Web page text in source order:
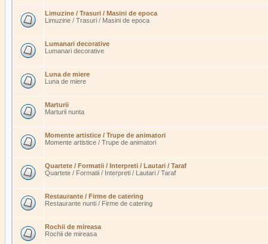
Limuzine / Trasuri / Masini de epoca
Limuzine / Trasuri / Masini de epoca
Lumanari decorative
Lumanari decorative
Luna de miere
Luna de miere
Marturii
Marturii nunta
Momente artistice / Trupe de animatori
Momente artistice / Trupe de animatori
Quartete / Formatii / Interpreti / Lautari / Taraf
Quartete / Formatii / Interpreti / Lautari / Taraf
Restaurante / Firme de catering
Restaurante nunti / Firme de catering
Rochii de mireasa
Rochii de mireasa